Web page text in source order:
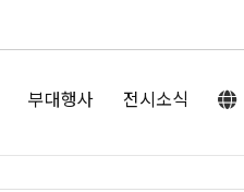
부대행사 전시소식